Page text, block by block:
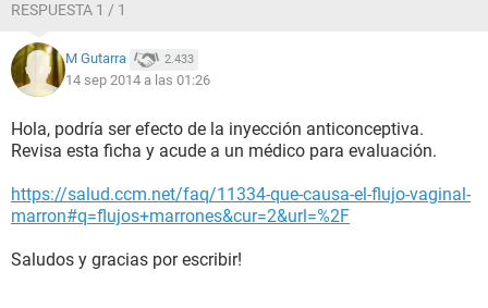
RESPUESTA 1 / 1
M Gutarra 2.433
14 sep 2014 a las 01:26
Hola, podría ser efecto de la inyección anticonceptiva.
Revisa esta ficha y acude a un médico para evaluación.
https://salud.ccm.net/faq/11334-que-causa-el-flujo-vaginal-
marron#q=flujos+marrones&cur=2&url=%2F
Saludos y gracias por escribir!